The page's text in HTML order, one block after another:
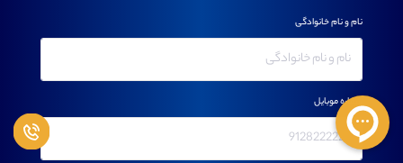
نام و نام خانوادگی
شماره موبایل